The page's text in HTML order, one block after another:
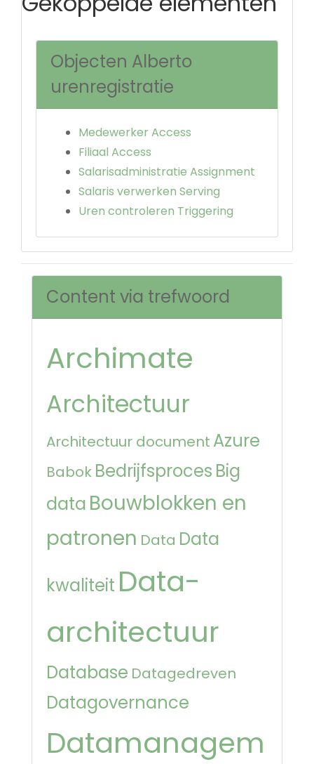
Objecten Alberto
urenregistratie
Medewerker Access
Filiaal Access
Salarisadministratie Assignment
Salaris verwerken Serving
Uren controleren Triggering
Content via trefwoord
Archimate
Architectuur
Architectuur document Azure
Babok Bedrijfsproces Big
data Bouwblokken en
patronen Data Data
kwaliteit Data-
architectuur
Database Datagedreven
Datagovernance
Datamanagem